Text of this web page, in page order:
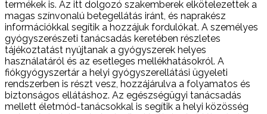
termékek is. Az itt dolgozó szakemberek elkötelezettek a
magas színvonalú betegellátás iránt, és naprakész
információkkal segítik a hozzájuk fordulókat. A személyes
gyógyszerészeti tanácsadás keretében részletes
tájékoztatást nyújtanak a gyógyszerek helyes
használatáról és az esetleges mellékhatásokról. A
fiókgyógyszertár a helyi gyógyszerellátási ügyeleti
rendszerben is részt vesz, hozzájárulva a folyamatos és
biztonságos ellátáshoz. Az egészségügyi tanácsadás
mellett életmód-tanácsokkal is segítik a helyi közösség